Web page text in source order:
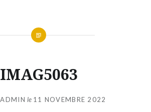
IMAG5063
ADMIN le 11 NOVEMBRE 2022